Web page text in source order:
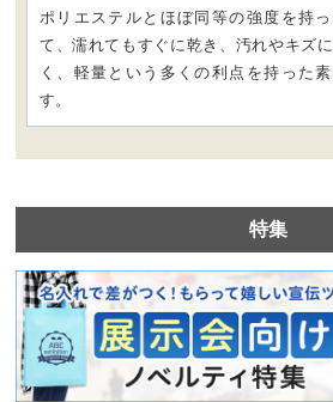
ポリエステルとほぼ同等の強度を持
て、濡れてもすぐに乾き、汚れやキズ
く、軽量という多くの利点を持った
す。
特集